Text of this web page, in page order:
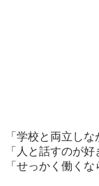
「学校と両立しな
「人と話すのが好
「せっかく働く